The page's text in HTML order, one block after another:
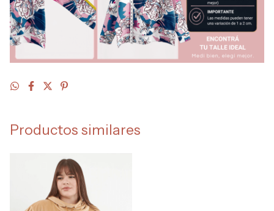
Productos similares